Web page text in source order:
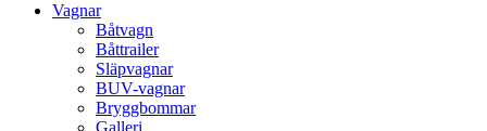
Vagnar
Båtvagn
Båttrailer
Släpvagnar
BUV-vagnar
Bryggbommar
Galleri